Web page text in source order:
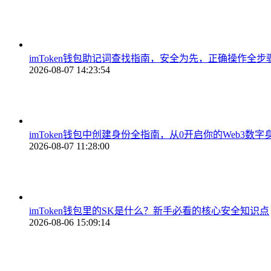
imToken钱包助记词查找指南，安全为先，正确操作全步
2026-08-07 14:23:54
imToken钱包中创建身份全指南，从0开启你的Web3数字
2026-08-07 11:28:00
imToken钱包里的SK是什么？新手必看的核心安全知识点
2026-08-06 15:09:14